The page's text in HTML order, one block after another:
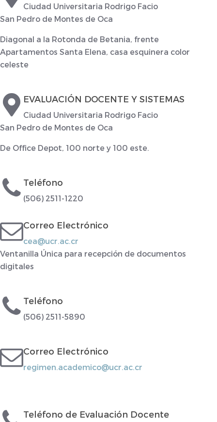
Ciudad Universitaria Rodrigo Facio
San Pedro de Montes de Oca
Diagonal a la Rotonda de Betania, frente
Apartamentos Santa Elena, casa esquinera color
celeste
EVALUACIÓN DOCENTE Y SISTEMAS
Ciudad Universitaria Rodrigo Facio
San Pedro de Montes de Oca
De Office Depot, 100 norte y 100 este.
Teléfono
(506) 2511-1220
Correo Electrónico
cea@ucr.ac.cr
Ventanilla Única para recepción de documentos
digitales
Teléfono
(506) 2511-5890
Correo Electrónico
regimen.academico@ucr.ac.cr
Teléfono de Evaluación Docente